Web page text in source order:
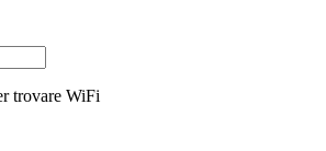
trovare WiFi